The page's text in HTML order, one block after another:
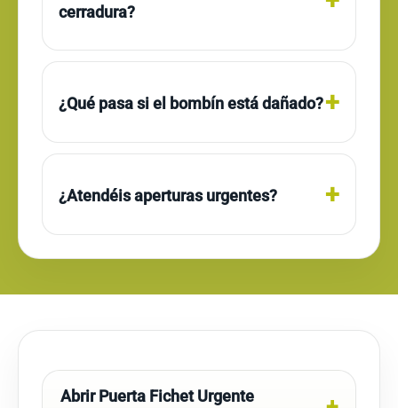
cerradura?
¿Qué pasa si el bombín está dañado?
¿Atendéis aperturas urgentes?
Abrir Puerta Fichet Urgente